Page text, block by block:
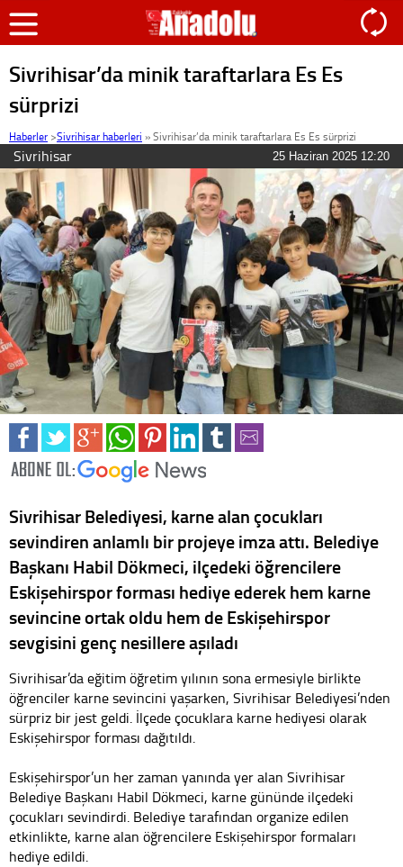
Sivrihisar’da minik taraftarlara Es Es
sürprizi
Haberler >Sivrihisar haberleri »Sivrihisar’da minik taraftarlara Es Es sürprizi
Sivrihisar 25 Haziran 2025 12:20
Sivrihisar Belediyesi, karne alan çocukları
sevindiren anlamlı bir projeye imza attı. Belediye
Başkanı Habil Dökmeci, ilçedeki öğrencilere
Eskişehirspor forması hediye ederek hem karne
sevincine ortak oldu hem de Eskişehirspor
sevgisini genç nesillere aşıladı
Sivrihisar’da eğitim öğretim yılının sona ermesiyle birlikte
öğrenciler karne sevincini yaşarken, Sivrihisar Belediyesi’nden
sürpriz bir jest geldi. İlçede çocuklara karne hediyesi olarak
Eskişehirspor forması dağıtıldı.
Eskişehirspor’un her zaman yanında yer alan Sivrihisar
Belediye Başkanı Habil Dökmeci, karne gününde ilçedeki
çocukları sevindirdi. Belediye tarafından organize edilen
etkinlikte, karne alan öğrencilere Eskişehirspor formaları
hediye edildi.